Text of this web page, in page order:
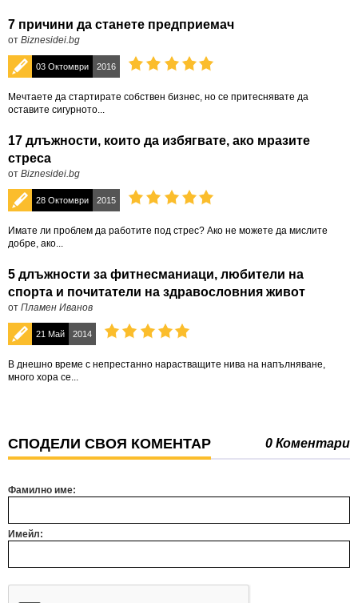
7 причини да станете предприемач
от Biznesidei.bg
03 Октомври 2016
Мечтаете да стартирате собствен бизнес, но се притеснявате да
оставите сигурното...
17 длъжности, които да избягвате, ако мразите
стреса
от Biznesidei.bg
28 Октомври 2015
Имате ли проблем да работите под стрес? Ако не можете да мислите
добре, ако...
5 длъжности за фитнесманиаци, любители на
спорта и почитатели на здравословния живот
от Пламен Иванов
21 Май 2014
В днешно време с непрестанно нарастващите нива на напълняване,
много хора се...
СПОДЕЛИ СВОЯ КОМЕНТАР 0 Коментари
Фамилно име:
Имейл: